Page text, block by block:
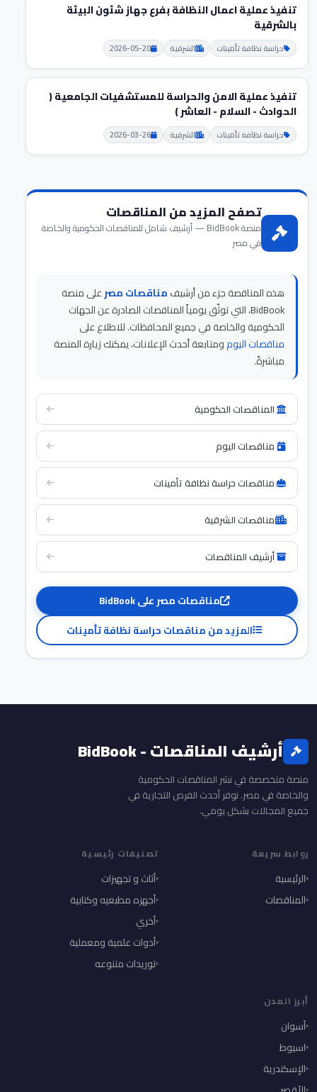
تنفيذ عملية اعمال النظافة بفرع جهاز شئون البيئة
بالشرقية
حراسة نظافة تأمينات الشرقية 2026-05-20
تنفيذ عملية الامن والحراسة للمستشفيات الجامعية (
الحوادث - السلام - العاشر )
حراسة نظافة تأمينات الشرقية 2026-03-26
تصفح المزيد من المناقصات
منصة BidBook — أرشيف شامل للمناقصات الحكومية والخاصة
في مصر
هذه المناقصة جزء من أرشيفمناقصات مصرعلى منصة
BidBook، التي توثّق يومياً المناقصات الصادرة عن الجهات
الحكومية والخاصة في جميع المحافظات. للاطلاع على
مناقصات اليومومتابعة أحدث الإعلانات، يمكنك زيارة المنصة
مباشرةً.
المناقصات الحكومية
مناقصات اليوم
مناقصات حراسة نظافة تأمينات
مناقصات الشرقية
أرشيف المناقصات
مناقصات مصر على BidBook
المزيد من مناقصات حراسة نظافة تأمينات
أرشيف المناقصات - BidBook
منصة متخصصة في نشر المناقصات الحكومية
والخاصة في مصر. نوفر أحدث الفرص التجارية في
جميع المجالات بشكل يومي.
روابط سريعة
الرئيسية
المناقصات
تصنيفات رئيسية
أثاث و تجهيزات
أجهزه مطبعيه وكتابية
أخري
أدوات علمية ومعملية
توريدات متنوعه
أبرز المدن
أسوان
اسيوط
الإسكندرية